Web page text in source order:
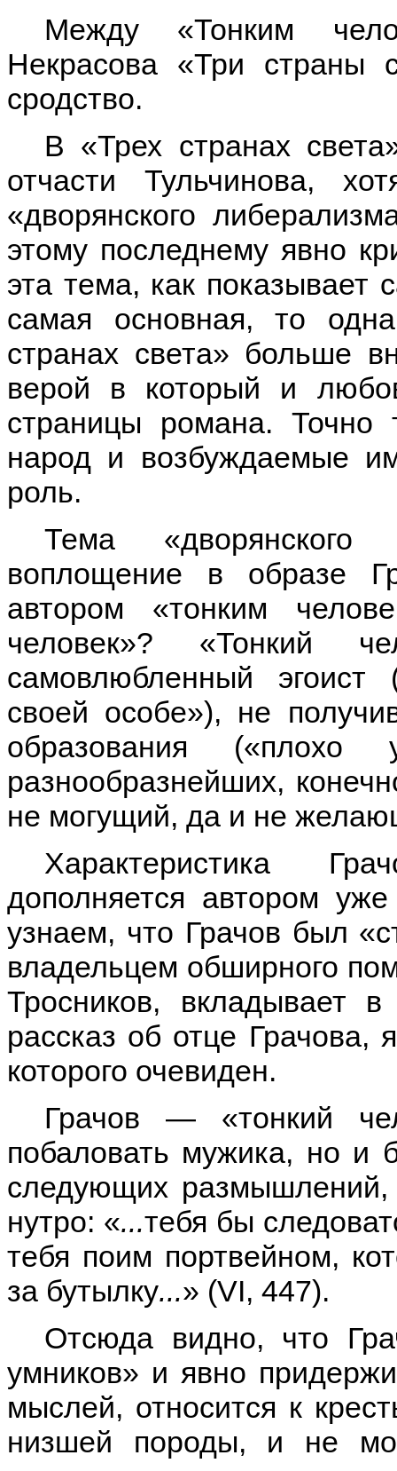
Между «Тонким
Некрасова «Три страны
сродство.
В «Трех странах
отчасти Тульчинова,
«дворянского
этому последнему явно
эта тема, как показывает
самая основная, то
странах света» больше
верой в который и
страницы романа.
народ и возбуждаемые
роль.
Тема
воплощение в образе
автором «тонким
человек»? «Тонкий
самовлюбленный
своей особе»), не
образования («плохо
разнообразнейших,
не могущий, да и не
Характеристика
дополняется автором
узнаем, что Грачов был
владельцем обширного
Тросников, вкладывает
рассказ об отце Грачова,
которого очевиден.
Грачов — «тонкий
побаловать мужика, но и
следующих размышлений,
нутро: «...тебя бы
тебя поим портвейном,
за бутылку...» (VI, 447).
Отсюда видно, что
умников» и явно
мыслей, относится к
низшей породы, и не